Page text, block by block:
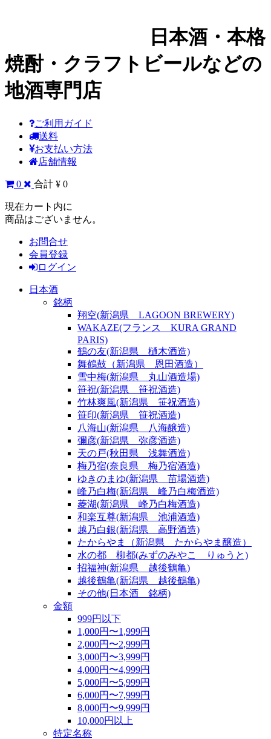
日本酒・本格
焼酎・クラフトビールなどの
地酒専門店
ご利用ガイド
送料
お支払い方法
店舗情報
0 合計 ¥ 0
現在カート内に
商品はございません。
お問合せ
会員登録
ログイン
日本酒
銘柄
翔空(新潟県 LAGOON BREWERY)
WAKAZE(フランス KURA GRAND
PARIS)
鶴の友(新潟県 樋木酒造)
舞鶴鼓（新潟県 恩田酒造）
雪中梅(新潟県 丸山酒造場)
笹祝(新潟県 笹祝酒造)
竹林爽風(新潟県 笹祝酒造)
笹印(新潟県 笹祝酒造)
八海山(新潟県 八海醸造)
彌彦(新潟県 弥彦酒造)
天の戸(秋田県 浅舞酒造)
梅乃宿(奈良県 梅乃宿酒造)
ゆきのまゆ(新潟県 苗場酒造)
峰乃白梅(新潟県 峰乃白梅酒造)
菱湖(新潟県 峰乃白梅酒造)
和楽互尊(新潟県 池浦酒造)
越乃白銀(新潟県 高野酒造)
たからやま（新潟県 たからやま醸造）
水の都 柳都(みずのみやこ りゅうと)
招福神(新潟県 越後鶴亀)
越後鶴亀(新潟県 越後鶴亀)
その他(日本酒 銘柄)
金額
999円以下
1,000円〜1,999円
2,000円〜2,999円
3,000円〜3,999円
4,000円〜4,999円
5,000円〜5,999円
6,000円〜7,999円
8,000円〜9,999円
10,000円以上
特定名称